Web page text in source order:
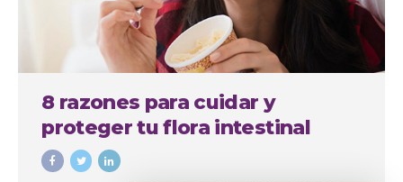
8 razones para cuidar y
proteger tu flora intestinal